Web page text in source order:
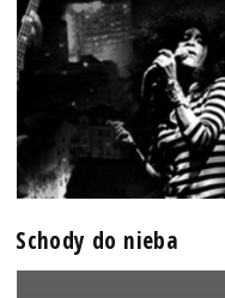
Schody do nieba